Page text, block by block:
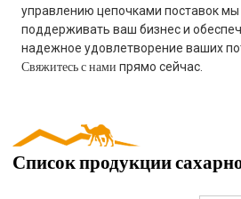
управлению цепочками поставок
поддерживать ваш бизнес и
надежное удовлетворение ваших
Свяжитесь с нами прямо сейчас.
Список продукции